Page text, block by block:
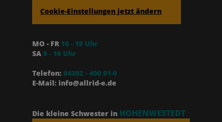
Cookie-Einstellungen jetzt ändern
MO - FR 10 - 19 Uhr
SA 9 - 16 Uhr
Telefon: 04392 - 400 91-0
E-Mail: info@allrid-e.de
Die kleine Schwester in HOHENWESTEDT